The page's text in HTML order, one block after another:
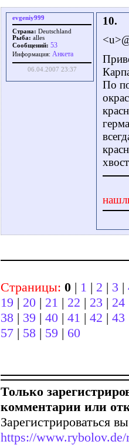
evgeniy999
Страна: Deutschland
Рыба: alles
Сообщений: 53
Информация: Aнкета
06.04.2007 23:37
10.
По
Страницы: 0 | 1 | 2 | 3 |
19 | 20 | 21 | 22 | 23 | 24
38 | 39 | 40 | 41 | 42 | 43
57 | 58 | 59 | 60
Только
комментарии или
Зарегистрироваться
https://www.rybolov.de/